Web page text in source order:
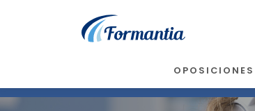
OPOSICIONES